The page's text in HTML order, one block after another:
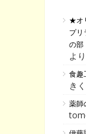
★オ
プ
の部
より
食趣
き
薬師